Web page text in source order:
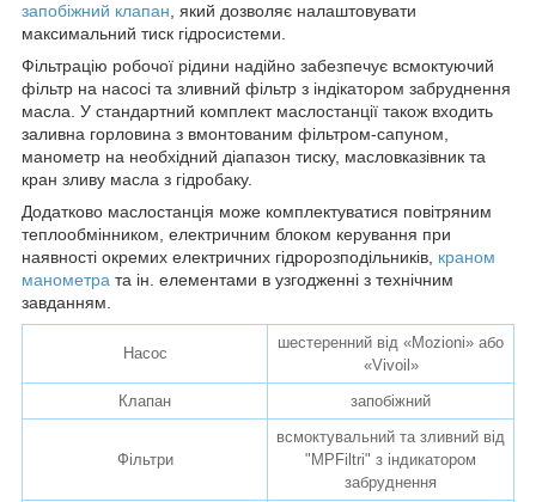
запобіжний клапан, який дозволяє налаштовувати
максимальний тиск гідросистеми.
Фільтрацію робочої рідини надійно забезпечує всмоктуючий
фільтр на насосі та зливний фільтр з індікатором забруднення
масла. У стандартний комплект маслостанції також входить
заливна горловина з вмонтованим фільтром-сапуном,
манометр на необхідний діапазон тиску, масловказівник та
кран зливу масла з гідробаку.
Додатково маслостанція може комплектуватися повітряним
теплообмінником, електричним блоком керування при
наявності окремих електричних гідророзподільників, краном
манометра та ін. елементами в узгодженні з технічним
завданням.
Насос
шестеренний від «Mozioni» або
«Vivoil»
Клапан
запобіжний
Фільтри
всмоктувальний та зливний від
"MPFiltri" з індикатором
забруднення